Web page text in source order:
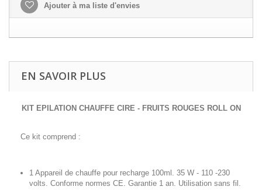
Ajouter à ma liste d'envies
EN SAVOIR PLUS
KIT EPILATION CHAUFFE CIRE - FRUITS ROUGES ROLL ON
Ce kit comprend :
1 Appareil de chauffe pour recharge 100ml. 35 W - 110 -230
volts. Conforme normes CE. Garantie 1 an. Utilisation sans fil.